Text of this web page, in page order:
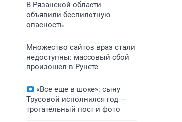
В Рязанской области
объявили беспилотную
опасность
Множество сайтов враз стали
недоступны: массовый сбой
произошел в Рунете
«Все еще в шоке»: сыну
Трусовой исполнился год —
трогательный пост и фото